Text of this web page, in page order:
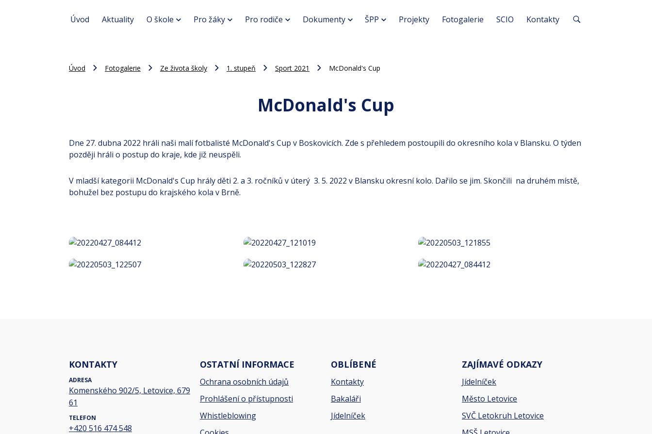
Úvod Aktuality O škole Pro žáky Pro rodiče Dokumenty ŠPP Projekty Fotogalerie SCIO Kontakty
Úvod Fotogalerie Ze života školy 1. stupeň Sport 2021 McDonald's Cup
McDonald's Cup
Dne 27. dubna 2022 hráli naši malí fotbalisté McDonald's Cup v Boskovicích. Zde s přehledem postoupili do okresního kola v Blansku. O týden
později hráli o postup do kraje, kde již neuspěli.
V mladší kategorii McDonald's Cup hrály děti 2. a 3. ročníků v úterý 3. 5. 2022 v Blansku okresní kolo. Dařilo se jim. Skončili na druhém místě,
bohužel bez postupu do krajského kola v Brně.
KONTAKTY
ADRESA
Komenského 902/5, Letovice, 679
61
TELEFON
+420 516 474 548
OSTATNÍ INFORMACE
Ochrana osobních údajů
Prohlášení o přístupnosti
Whistleblowing
OBLÍBENÉ
Kontakty
Bakaláři
Jídelníček
ZAJÍMAVÉ ODKAZY
Jídelníček
Město Letovice
SVČ Letokruh Letovice